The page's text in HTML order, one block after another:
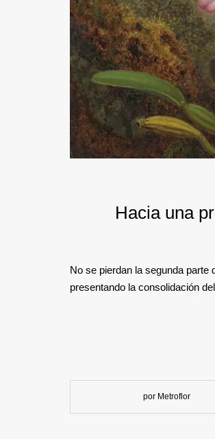
Hacia una
No se pierdan la segunda parte
presentando la consolidación
por Metroflor